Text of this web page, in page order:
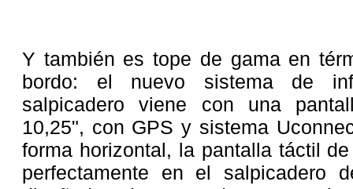
Y también es tope de gama en
bordo: el nuevo sistema de
salpicadero viene con una
10,25", con GPS y sistema
forma horizontal, la pantalla táctil
perfectamente en el salpicadero